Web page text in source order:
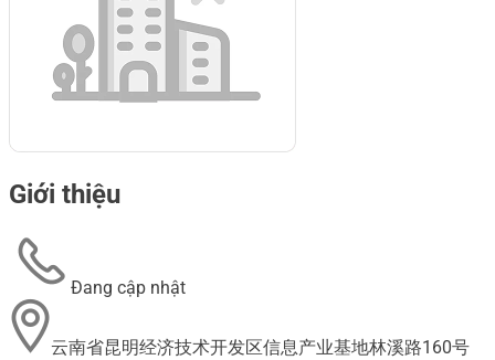
Giới thiệu
Đang cập nhật
云南省昆明经济技术开发区信息产业基地林溪路160号